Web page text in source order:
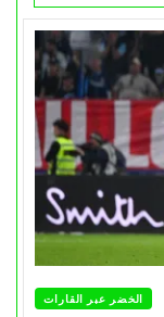
الخضر عبر القارات